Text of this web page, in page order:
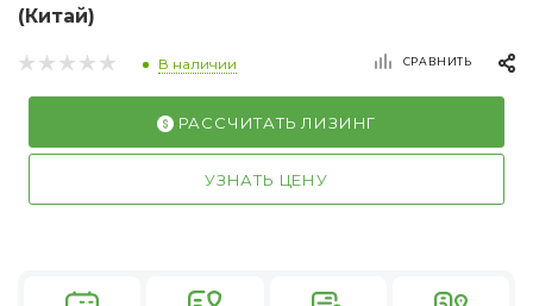
(Китай)
В наличии СРАВНИТЬ
РАССЧИТАТЬ ЛИЗИНГ
УЗНАТЬ ЦЕНУ